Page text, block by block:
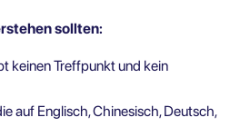
sollten:
keinen Treffpunkt und kein
auf Englisch, Chinesisch, Deutsch,